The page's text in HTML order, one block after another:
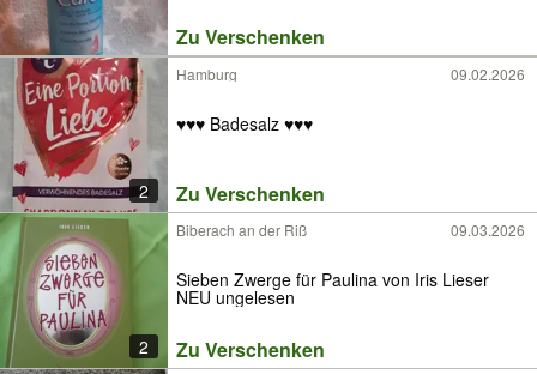
Zu Verschenken
2
Hamburg 09.02.2026
♥️♥️♥️ Badesalz ♥️♥️♥️
Zu Verschenken
2
Biberach an der Riß 09.03.2026
Sieben Zwerge für Paulina von Iris Lieser
NEU ungelesen
Zu Verschenken